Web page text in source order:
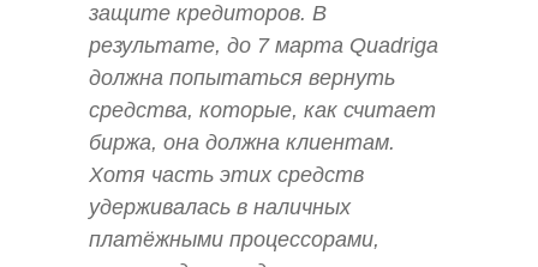
защите кредиторов. В
результате, до 7 марта Quadriga
должна попытаться вернуть
средства, которые, как считает
биржа, она должна клиентам.
Хотя часть этих средств
удерживалась в наличных
платёжными процессорами,